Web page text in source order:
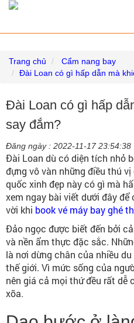
Trang chủ
Cẩm nang bay
Đài Loan có gì hấp dẫn mà
Đài Loan có gì hấp
say đắm?
Đăng ngày : 2022-11-17 23:54:38
Đài Loan dù có diện tích nhỏ
đựng vô vàn những điều thú
quốc xinh đẹp này có gì mà
xem ngay bài viết dưới đây
vời khi book vé máy bay ghé
Đảo ngọc được biết đến bởi
và nền ẩm thực đặc sắc.
là nơi dừng chân của nhiều
thế giới. Vì mức sống của
nên giá cả mọi thứ đều rất dễ
xõa.